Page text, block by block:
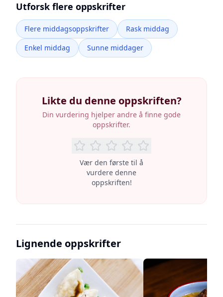
Utforsk flere oppskrifter
Flere middagsoppskrifter
Rask middag
Enkel middag
Sunne middager
Likte du denne oppskriften?
Din vurdering hjelper andre å finne gode
oppskrifter.
Vær den første til å
vurdere denne
oppskriften!
Lignende oppskrifter